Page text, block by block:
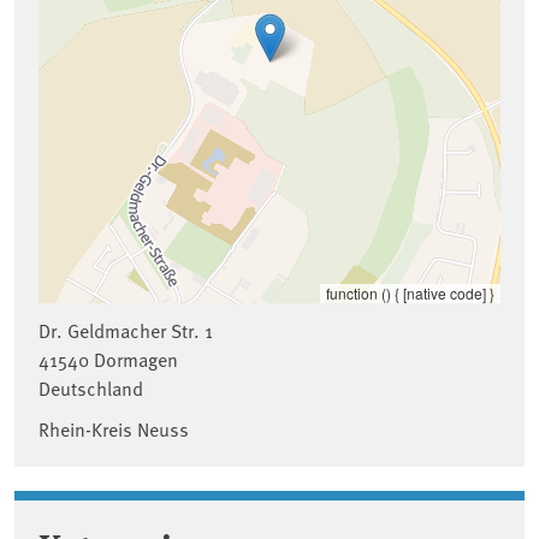
function () { [native code] }
Dr. Geldmacher Str. 1
41540 Dormagen
Deutschland
Rhein-Kreis Neuss